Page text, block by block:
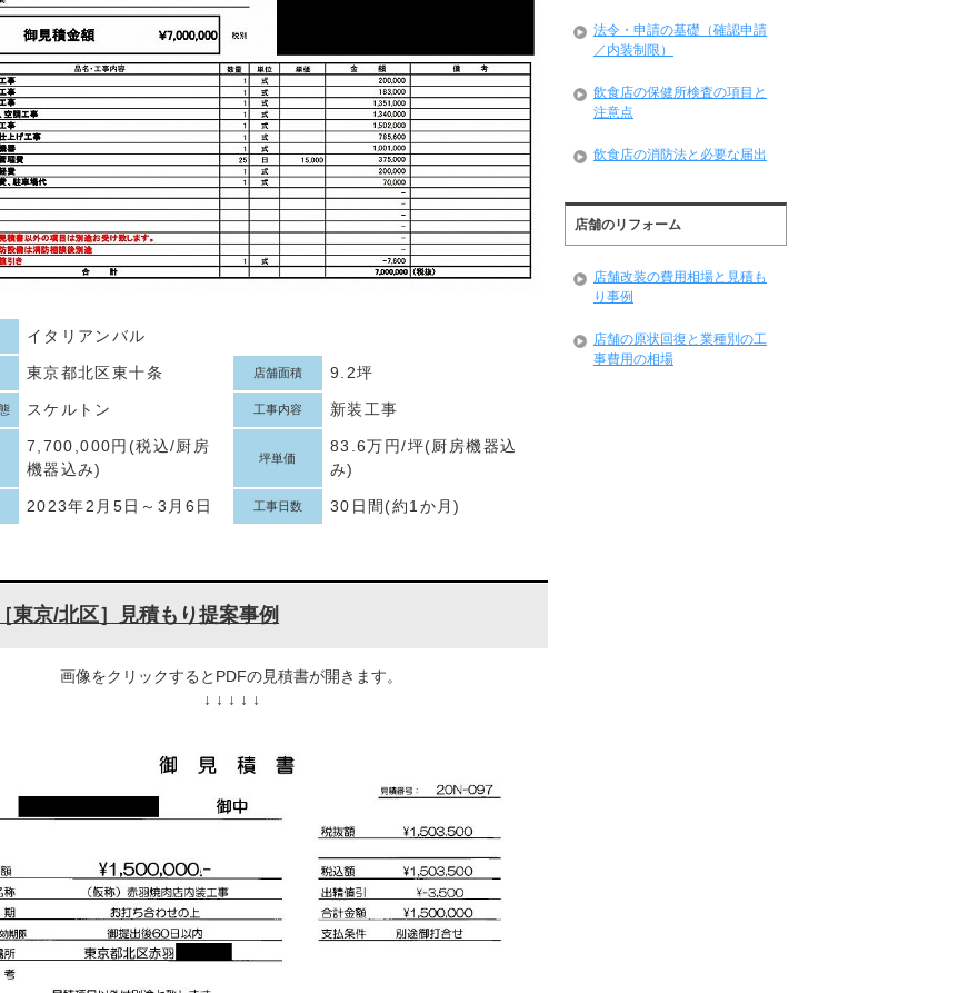
イタリアンバル
東京都北区東十条 店舗面積 9.2坪
スケルトン 工事内容 新装工事
7,700,000円(税込/厨房
機器込み)
坪単価
83.6万円/坪(厨房機器込
み)
2023年2月5日～3月6日 工事日数 30日間(約1か月)
東京/北区］見積もり提案事例
画像をクリックするとPDFの見積書が開きます。
↓ ↓ ↓ ↓ ↓
法令・申請の基礎（確認申請
／内装制限）
飲食店の保健所検査の項目と
注意点
飲食店の消防法と必要な届出
店舗のリフォーム
店舗改装の費用相場と見積も
り事例
店舗の原状回復と業種別の工
事費用の相場